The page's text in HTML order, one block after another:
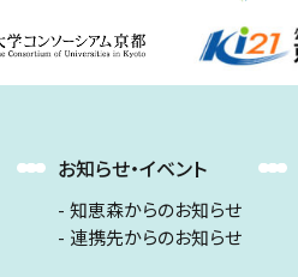
お知らせ・イベント
知恵森からのお知らせ
連携先からのお知らせ